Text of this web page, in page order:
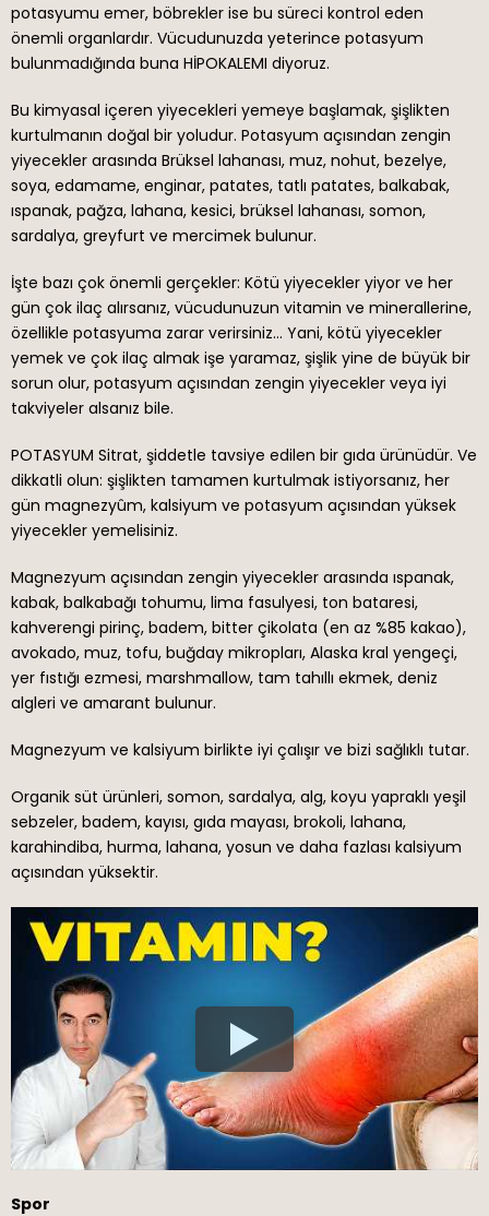
potasyumu emer, böbrekler ise bu süreci kontrol eden
önemli organlardır. Vücudunuzda yeterince potasyum
bulunmadığında buna HİPOKALEMI diyoruz.
Bu kimyasal içeren yiyecekleri yemeye başlamak, şişlikten
kurtulmanın doğal bir yoludur. Potasyum açısından zengin
yiyecekler arasında Brüksel lahanası, muz, nohut, bezelye,
soya, edamame, enginar, patates, tatlı patates, balkabak,
ıspanak, pağza, lahana, kesici, brüksel lahanası, somon,
sardalya, greyfurt ve mercimek bulunur.
İşte bazı çok önemli gerçekler: Kötü yiyecekler yiyor ve her
gün çok ilaç alırsanız, vücudunuzun vitamin ve minerallerine,
özellikle potasyuma zarar verirsiniz… Yani, kötü yiyecekler
yemek ve çok ilaç almak işe yaramaz, şişlik yine de büyük bir
sorun olur, potasyum açısından zengin yiyecekler veya iyi
takviyeler alsanız bile.
POTASYUM Sitrat, şiddetle tavsiye edilen bir gıda ürünüdür. Ve
dikkatli olun: şişlikten tamamen kurtulmak istiyorsanız, her
gün magnezyûm, kalsiyum ve potasyum açısından yüksek
yiyecekler yemelisiniz.
Magnezyum açısından zengin yiyecekler arasında ıspanak,
kabak, balkabağı tohumu, lima fasulyesi, ton bataresi,
kahverengi pirinç, badem, bitter çikolata (en az %85 kakao),
avokado, muz, tofu, buğday mikropları, Alaska kral yengeçi,
yer fıstığı ezmesi, marshmallow, tam tahıllı ekmek, deniz
algleri ve amarant bulunur.
Magnezyum ve kalsiyum birlikte iyi çalışır ve bizi sağlıklı tutar.
Organik süt ürünleri, somon, sardalya, alg, koyu yapraklı yeşil
sebzeler, badem, kayısı, gıda mayası, brokoli, lahana,
karahindiba, hurma, lahana, yosun ve daha fazlası kalsiyum
açısından yüksektir.
Spor